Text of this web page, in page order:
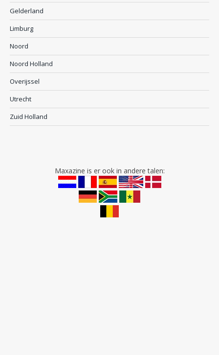
Gelderland
Limburg
Noord
Noord Holland
Overijssel
Utrecht
Zuid Holland
Maxazine is er ook in andere talen: